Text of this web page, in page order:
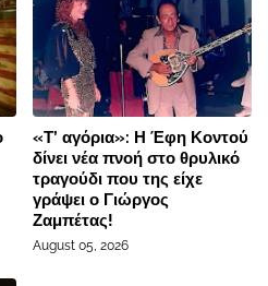
«Τ’ αγόρια»: Η Έφη Κοντού
δίνει νέα πνοή στο θρυλικό
τραγούδι που της είχε
γράψει ο Γιώργος
Ζαμπέτας!
August 05, 2026